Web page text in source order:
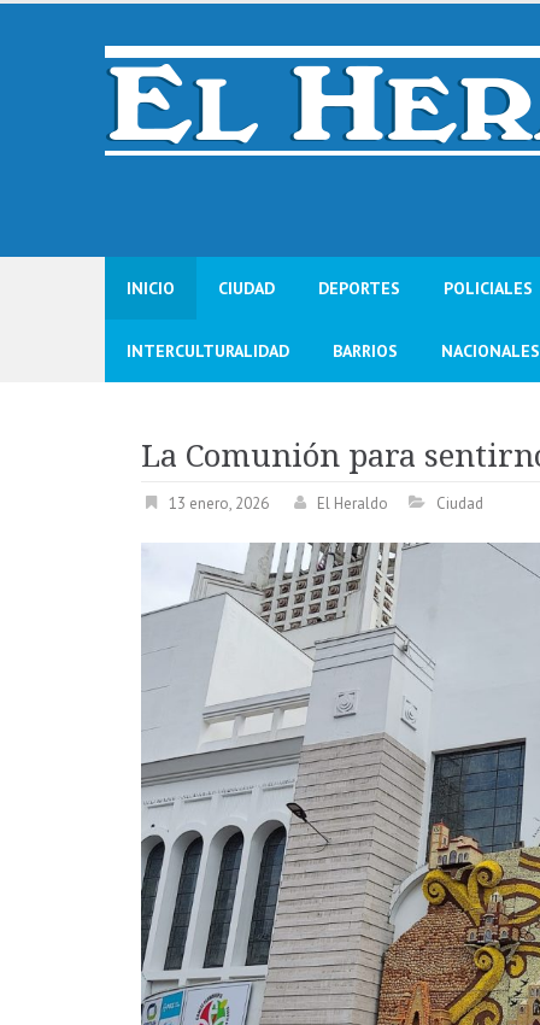
Skip
INICIO CIUDAD DEPORTES POLICIALES
INTERCULTURALIDAD BARRIOS NACIONALES
La Comunión para
13 enero, 2026 El Heraldo Ciudad